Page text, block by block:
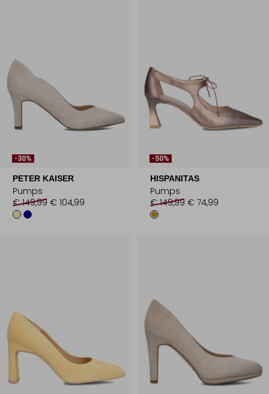
-30%
PETER KAISER
Pumps
€ 149,99 € 104,99
-50%
HISPANITAS
Pumps
€ 149,99 € 74,99